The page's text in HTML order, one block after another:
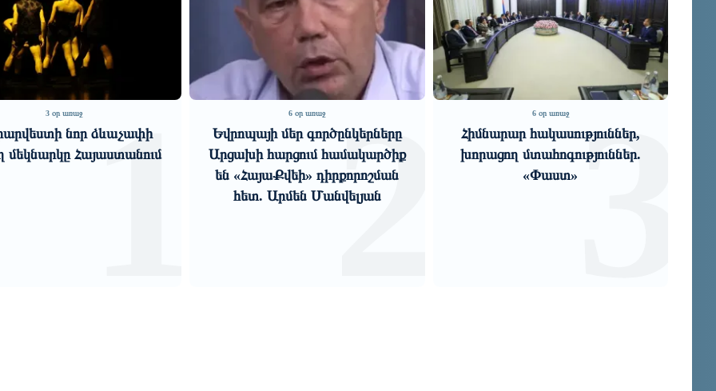
Եվրոպայի մեր գործընկերները
Արցախի հարցում համակարծիք
են «ՀայաՔվեի» դիրքորոշման2
Հիմնարար հակասություններ,
խորացող մտահոգություններ.
«Փաստ»
3
Էլ ինչ օրենք, ինչ
արդարադատություն, ինչ
իրավապահ համակարգ...